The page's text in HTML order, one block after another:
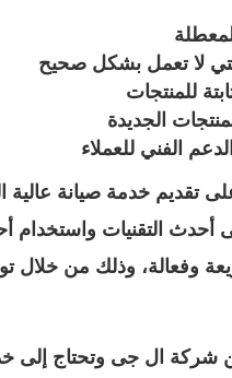
لا تعمل بشكل صحيح
للمنتجات
الجديدة
الفني للعملاء
خدمة صيانة عالية
أحدث التقنيات
وفعالة، وذلك من خلال
شركة ال جى وتحتاج إلى